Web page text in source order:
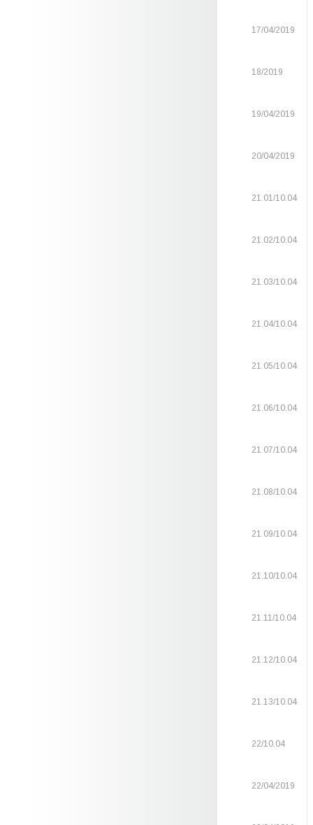
17/04/2019
18/2019
19/04/2019
20/04/2019
21.01/10.04
21.02/10.04
21.03/10.04
21.04/10.04
21.05/10.04
21.06/10.04
21.07/10.04
21.08/10.04
21.09/10.04
21.10/10.04
21.11/10.04
21.12/10.04
21.13/10.04
22/10.04
22/04/2019